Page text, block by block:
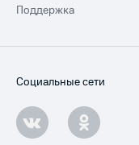
Поддержка
Социальные сети